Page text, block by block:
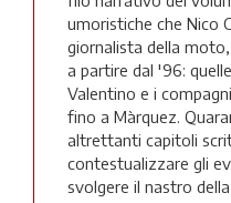
umoristiche che Nico
giornalista della
a partire dal '96:
Valentino e i
fino a Màrquez.
altrettanti capitoli
contestualizzare gli
svolgere il nastro